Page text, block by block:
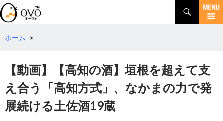
検
索
コ
テホーム >
【動画】【高知の酒】垣根を超えて支
え合う「高知方式」、なかまの力で発
展続ける土佐酒19蔵